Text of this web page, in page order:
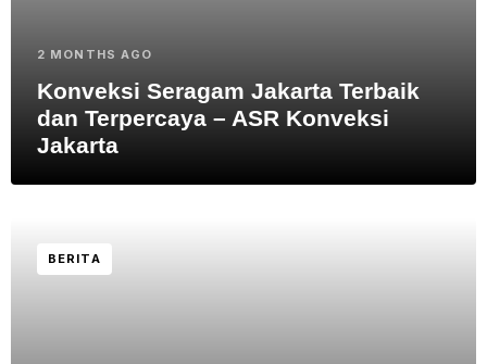
2 MONTHS AGO
Konveksi Seragam Jakarta Terbaik
dan Terpercaya – ASR Konveksi
Jakarta
BERITA